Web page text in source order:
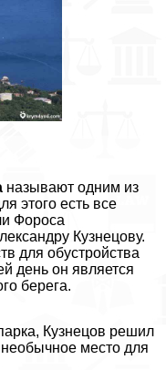
называют одним из
этого есть все
Фороса
Кузнецову.
для обустройства
день он является
берега.
Кузнецов решил
место для